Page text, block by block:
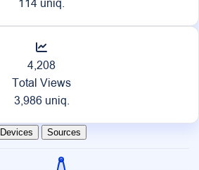
114 uniq.
4,208
Total Views
3,986 uniq.
Devices Sources